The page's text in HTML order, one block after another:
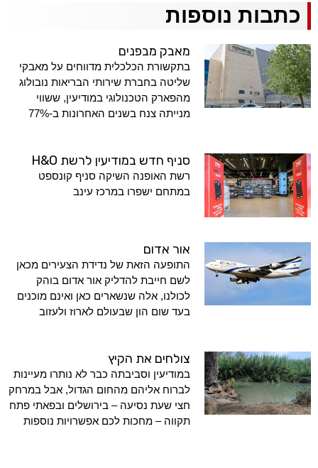
כתבות נוספות
מאבק מבפנים
בתקשורת הכלכלית מדווחים על מאבקי
שליטה בחברת שירותי הבריאות נובולוג
מהפארק הטכנולוגי במודיעין, ששווי
מנייתה צנח בשנים האחרונות ב-77%
סניף חדש במודיעין לרשת H&O
רשת האופנה השיקה סניף קונספט
במתחם ישפרו במרכז עינב
אור אדום
התופעה הזאת של נדידת הצעירים מכאן
לשם חייבת להדליק אור אדום בוהק
לכולנו, אלה שנשארים כאן ואינם מוכנים
בעד שום הון שבעולם לארוז ולעזוב
צולחים את הקיץ
במודיעין וסביבתה כבר לא נותרו מעיינות
לברוח אליהם מהחום הגדול, אבל במרחק
חצי שעת נסיעה – בירושלים ובפאתי פתח
תקווה – מחכות לכם אפשרויות נוספות